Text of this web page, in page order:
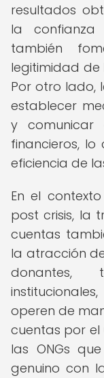
resultados
la
también
legitimidad de
Por otro lado,
establecer
y comunicar
financieros,
eficiencia de
En el
post crisis, la
cuentas
la atracción
donantes,
operen de
cuentas por el
las ONGs
genuino con